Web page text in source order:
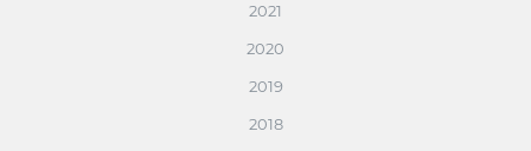
2021
2020
2019
2018